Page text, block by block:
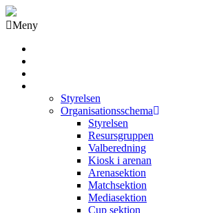
Meny
Styrelsen
Organisationsschema
Styrelsen
Resursgruppen
Valberedning
Kiosk i arenan
Arenasektion
Matchsektion
Mediasektion
Cup sektion